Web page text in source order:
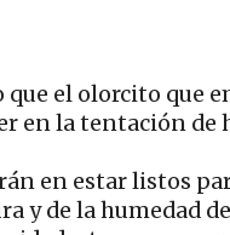
que el olorcito que
en la tentación de
en estar listos
y de la humedad